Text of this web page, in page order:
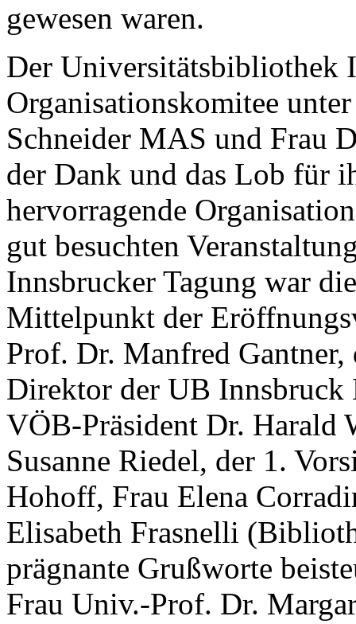
gewesen waren.
Der Universitätsbibliothek
Organisationskomitee
Schneider MAS und Frau
der Dank und das Lob für
hervorragende
gut besuchten
Innsbrucker Tagung war
Mittelpunkt der
Prof. Dr. Manfred
Direktor der UB Innsbruck
VÖB-Präsident Dr. Harald
Susanne Riedel, der 1.
Hohoff, Frau Elena
Elisabeth Frasnelli
prägnante Grußworte
Frau Univ.-Prof. Dr.